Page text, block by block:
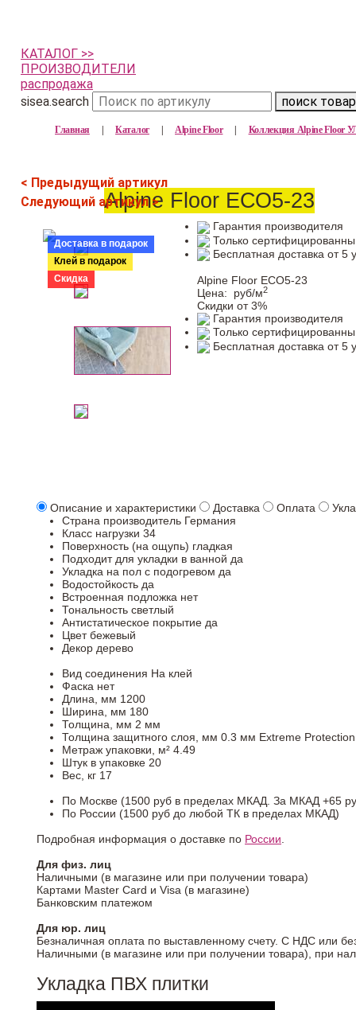
КАТАЛОГ >>
ПРОИЗВОДИТЕЛИ
распродажа
sisea.search
поиск
Главная Каталог Alpine Floor Коллекция Alpine Floor
< Предыдущий артикул
Следующий артикул >Alpine Floor ЕСО5-23
Доставка в подарок
Клей в подарок
Скидка
Гарантия производителя
Только
Бесплатная доставка от 5
Alpine Floor ЕСО5-23
Цена:
руб/м2
Скидки от 3%
Гарантия производителя
Только
Бесплатная доставка от 5
Описание и характеристики Доставка Оплата
Страна производитель Германия
Класс нагрузки 34
Поверхность (на ощупь) гладкая
Подходит для укладки в ванной да
Укладка на пол c подогревом да
Водостойкость да
Встроенная подложка нет
Тональность светлый
Антистатическое покрытие да
Цвет бежевый
Декор дерево
Вид соединения На клей
Фаска нет
Длина, мм 1200
Ширина, мм 180
Толщина, мм 2 мм
Толщина защитного слоя, мм 0.3 мм Extreme Protection
Метраж упаковки, м² 4.49
Штук в упаковке 20
Вес, кг 17
По Москве (1500 руб в пределах МКАД. За МКАД +65
По России (1500 руб до любой ТК в пределах МКАД)
Подробная информация о доставке по России.
Для физ. лиц
Наличными (в магазине или при получении товара)
Картами Master Card и Visa (в магазине)
Банковским платежом
Для юр. лиц
Безналичная оплата по выставленному счету. С НДС или
Наличными (в магазине или при получении товара), при
Укладка ПВХ плитки